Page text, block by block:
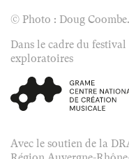
© Photo : Doug Coombe.
Dans le cadre du
exploratoires
Avec le soutien de la